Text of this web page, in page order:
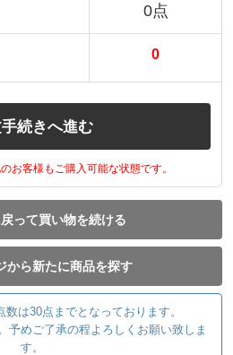
0点
0
続きへ進む
お客様もご購入可能な状態です。
って買い物を続ける
から新たに商品を探す
は30点までとなっております。
予めご了承の程よろしくお願い致しま
す。